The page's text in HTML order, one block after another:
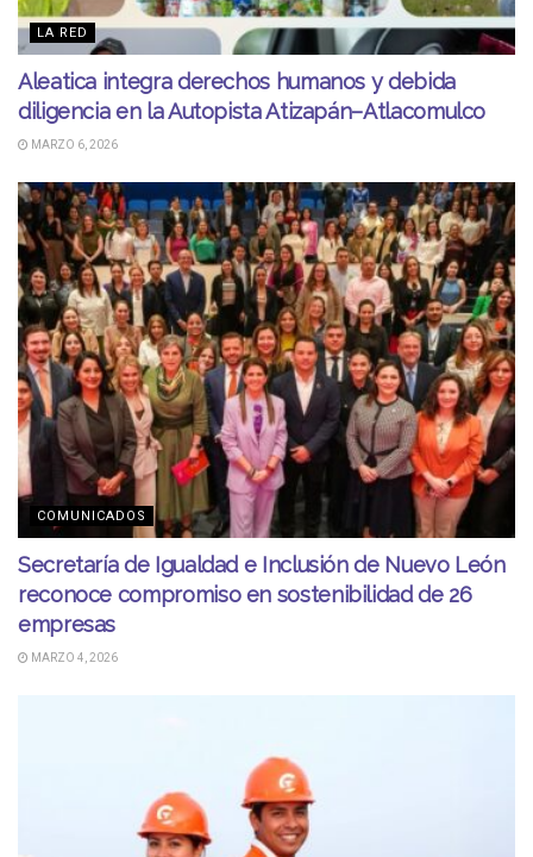
LA RED
Aleatica integra derechos humanos y debida
diligencia en la Autopista Atizapán–Atlacomulco
MARZO 6, 2026
COMUNICADOS
Secretaría de Igualdad e Inclusión de Nuevo León
reconoce compromiso en sostenibilidad de 26
empresas
MARZO 4, 2026